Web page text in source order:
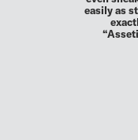
easily as